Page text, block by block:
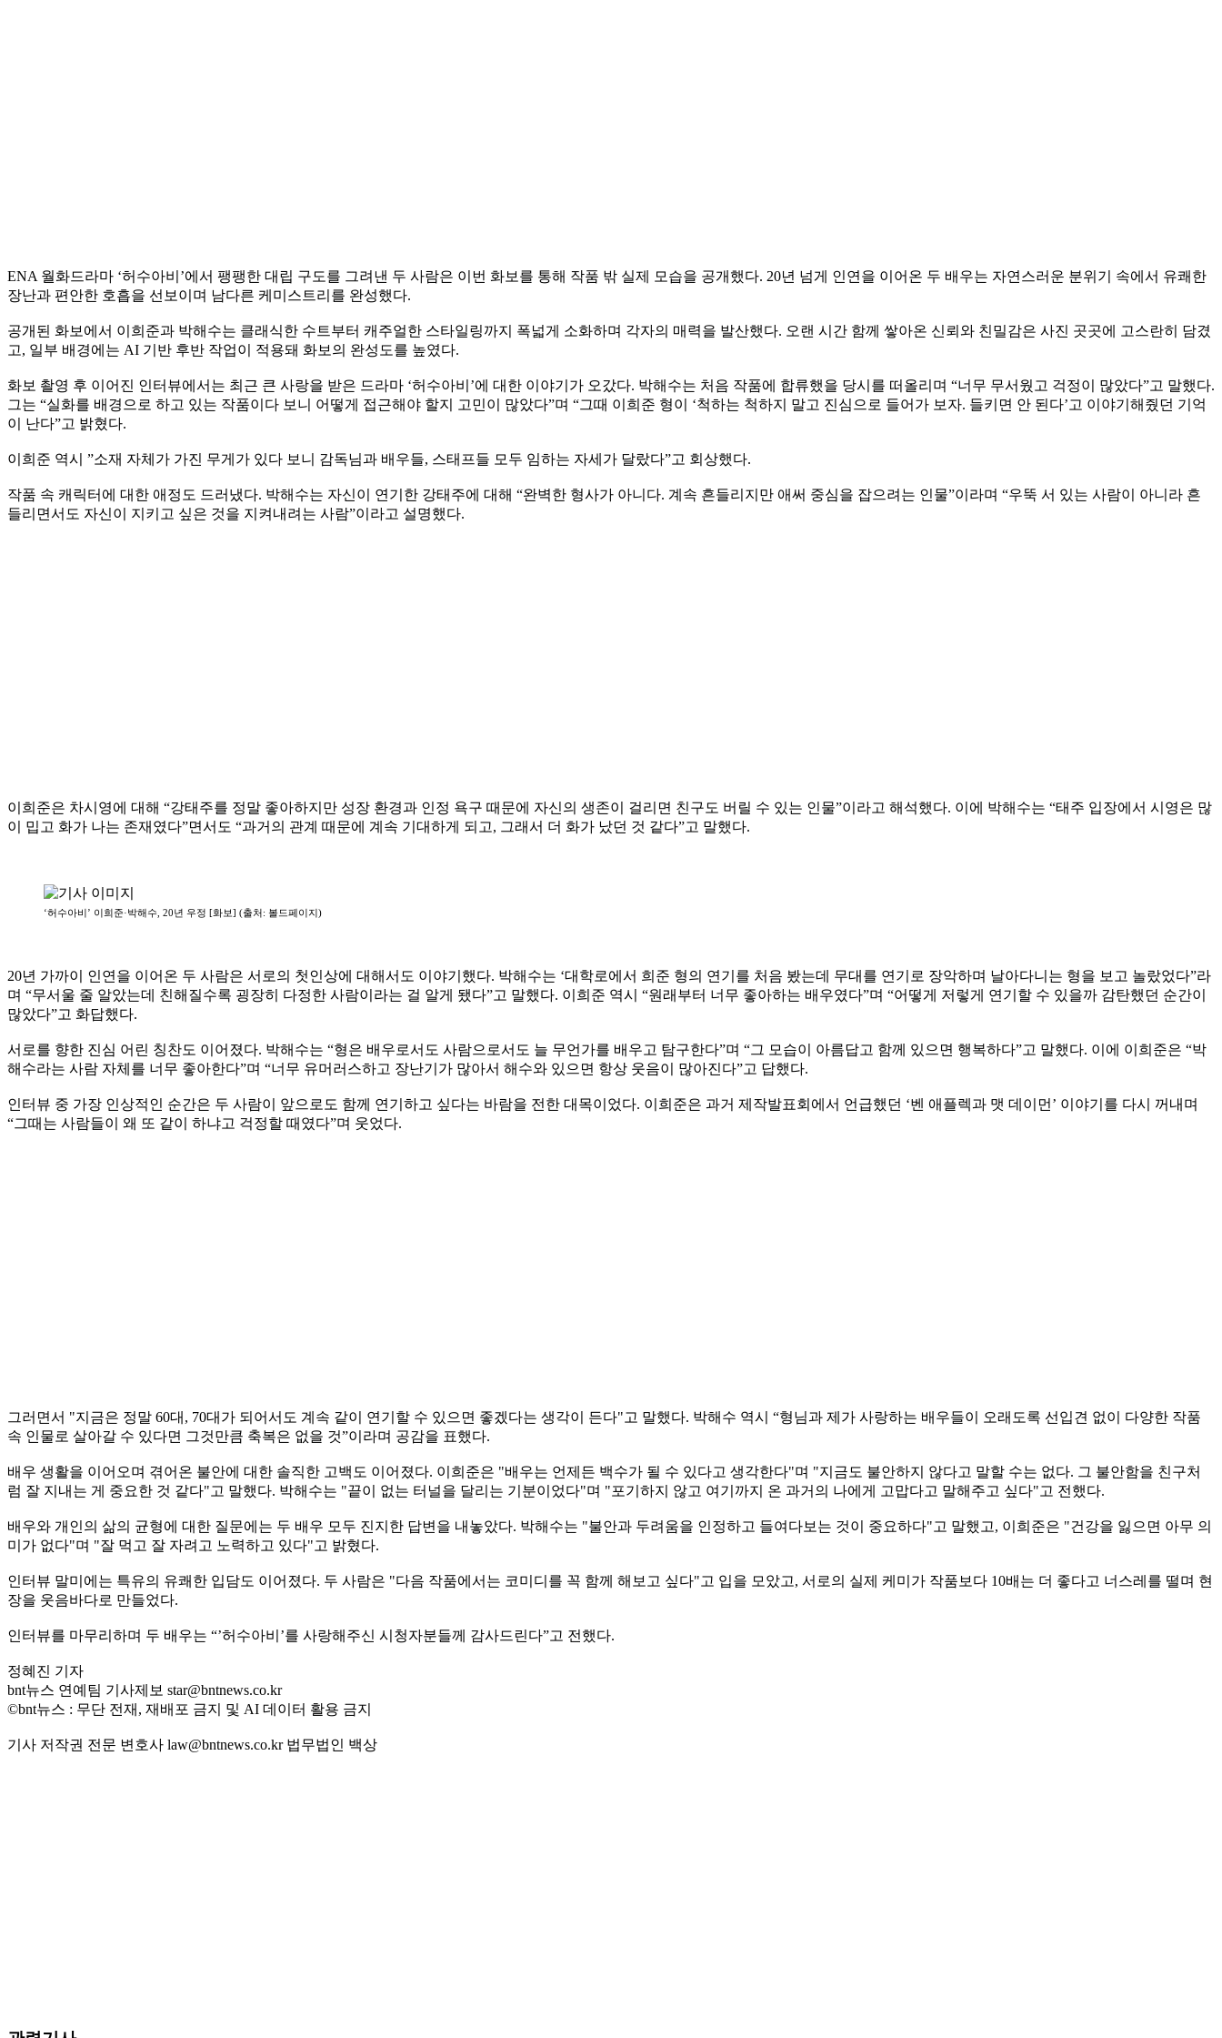
ENA 월화드라마 ‘허수아비’에서 팽팽한 대립 구도를 그려낸 두 사람은 이번 화보를 통해 작품 밖 실제 모습을 공개했다. 20년 넘게 인연을 이어온 두 배우는 자연스러운 분위기 속에서 유쾌한
장난과 편안한 호흡을 선보이며 남다른 케미스트리를 완성했다.
공개된 화보에서 이희준과 박해수는 클래식한 수트부터 캐주얼한 스타일링까지 폭넓게 소화하며 각자의 매력을 발산했다. 오랜 시간 함께 쌓아온 신뢰와 친밀감은 사진 곳곳에 고스란히 담겼
고, 일부 배경에는 AI 기반 후반 작업이 적용돼 화보의 완성도를 높였다.
화보 촬영 후 이어진 인터뷰에서는 최근 큰 사랑을 받은 드라마 ‘허수아비’에 대한 이야기가 오갔다. 박해수는 처음 작품에 합류했을 당시를 떠올리며 “너무 무서웠고 걱정이 많았다”고 말했다.
그는 “실화를 배경으로 하고 있는 작품이다 보니 어떻게 접근해야 할지 고민이 많았다”며 “그때 이희준 형이 ‘척하는 척하지 말고 진심으로 들어가 보자. 들키면 안 된다’고 이야기해줬던 기억
이 난다”고 밝혔다.
이희준 역시 ”소재 자체가 가진 무게가 있다 보니 감독님과 배우들, 스태프들 모두 임하는 자세가 달랐다”고 회상했다.
작품 속 캐릭터에 대한 애정도 드러냈다. 박해수는 자신이 연기한 강태주에 대해 “완벽한 형사가 아니다. 계속 흔들리지만 애써 중심을 잡으려는 인물”이라며 “우뚝 서 있는 사람이 아니라 흔
들리면서도 자신이 지키고 싶은 것을 지켜내려는 사람”이라고 설명했다.
이희준은 차시영에 대해 “강태주를 정말 좋아하지만 성장 환경과 인정 욕구 때문에 자신의 생존이 걸리면 친구도 버릴 수 있는 인물”이라고 해석했다. 이에 박해수는 “태주 입장에서 시영은 많
이 밉고 화가 나는 존재였다”면서도 “과거의 관계 때문에 계속 기대하게 되고, 그래서 더 화가 났던 것 같다”고 말했다.
‘허수아비’ 이희준·박해수, 20년 우정 [화보] (출처: 볼드페이지)
20년 가까이 인연을 이어온 두 사람은 서로의 첫인상에 대해서도 이야기했다. 박해수는 ‘대학로에서 희준 형의 연기를 처음 봤는데 무대를 연기로 장악하며 날아다니는 형을 보고 놀랐었다”라
며 “무서울 줄 알았는데 친해질수록 굉장히 다정한 사람이라는 걸 알게 됐다”고 말했다. 이희준 역시 “원래부터 너무 좋아하는 배우였다”며 “어떻게 저렇게 연기할 수 있을까 감탄했던 순간이
많았다”고 화답했다.
서로를 향한 진심 어린 칭찬도 이어졌다. 박해수는 “형은 배우로서도 사람으로서도 늘 무언가를 배우고 탐구한다”며 “그 모습이 아름답고 함께 있으면 행복하다”고 말했다. 이에 이희준은 “박
해수라는 사람 자체를 너무 좋아한다”며 “너무 유머러스하고 장난기가 많아서 해수와 있으면 항상 웃음이 많아진다”고 답했다.
인터뷰 중 가장 인상적인 순간은 두 사람이 앞으로도 함께 연기하고 싶다는 바람을 전한 대목이었다. 이희준은 과거 제작발표회에서 언급했던 ‘벤 애플렉과 맷 데이먼’ 이야기를 다시 꺼내며
“그때는 사람들이 왜 또 같이 하냐고 걱정할 때였다”며 웃었다.
그러면서 "지금은 정말 60대, 70대가 되어서도 계속 같이 연기할 수 있으면 좋겠다는 생각이 든다"고 말했다. 박해수 역시 “형님과 제가 사랑하는 배우들이 오래도록 선입견 없이 다양한 작품
속 인물로 살아갈 수 있다면 그것만큼 축복은 없을 것”이라며 공감을 표했다.
배우 생활을 이어오며 겪어온 불안에 대한 솔직한 고백도 이어졌다. 이희준은 "배우는 언제든 백수가 될 수 있다고 생각한다"며 "지금도 불안하지 않다고 말할 수는 없다. 그 불안함을 친구처
럼 잘 지내는 게 중요한 것 같다"고 말했다. 박해수는 "끝이 없는 터널을 달리는 기분이었다"며 "포기하지 않고 여기까지 온 과거의 나에게 고맙다고 말해주고 싶다"고 전했다.
배우와 개인의 삶의 균형에 대한 질문에는 두 배우 모두 진지한 답변을 내놓았다. 박해수는 "불안과 두려움을 인정하고 들여다보는 것이 중요하다"고 말했고, 이희준은 "건강을 잃으면 아무 의
미가 없다"며 "잘 먹고 잘 자려고 노력하고 있다"고 밝혔다.
인터뷰 말미에는 특유의 유쾌한 입담도 이어졌다. 두 사람은 "다음 작품에서는 코미디를 꼭 함께 해보고 싶다"고 입을 모았고, 서로의 실제 케미가 작품보다 10배는 더 좋다고 너스레를 떨며 현
장을 웃음바다로 만들었다.
인터뷰를 마무리하며 두 배우는 “’허수아비’를 사랑해주신 시청자분들께 감사드린다”고 전했다.
정혜진 기자
bnt뉴스 연예팀 기사제보 star@bntnews.co.kr
©bnt뉴스 : 무단 전재, 재배포 금지 및 AI 데이터 활용 금지
기사 저작권 전문 변호사 law@bntnews.co.kr 법무법인 백상